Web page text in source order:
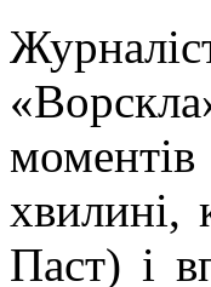
хвилині,
Паст) і